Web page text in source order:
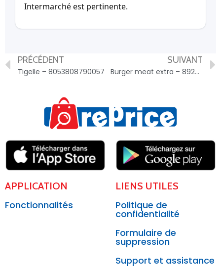
Intermarché est pertinente.
PRÉCÉDENT
Tigelle – 8053808790057
SUIVANT
Burger meat extra – 892215900423003910
APPLICATION
Fonctionnalités
LIENS UTILES
Politique de
confidentialité
Formulaire de
suppression
Support et assistance